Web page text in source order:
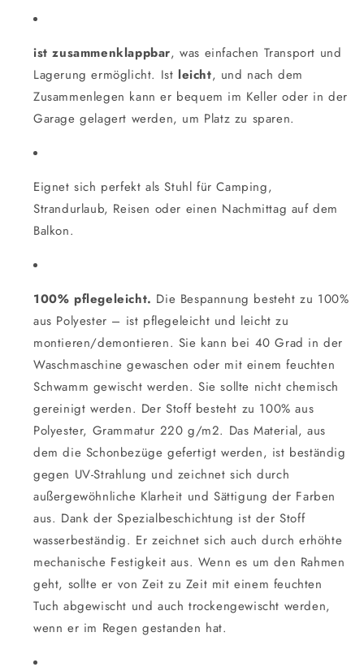
ist zusammenklappbar, was einfachen Transport und
Lagerung ermöglicht. Ist leicht, und nach dem
Zusammenlegen kann er bequem im Keller oder in der
Garage gelagert werden, um Platz zu sparen.
Eignet sich perfekt als Stuhl für Camping,
Strandurlaub, Reisen oder einen Nachmittag auf dem
Balkon.
100% pflegeleicht. Die Bespannung besteht zu 100%
aus Polyester – ist pflegeleicht und leicht zu
montieren/demontieren. Sie kann bei 40 Grad in der
Waschmaschine gewaschen oder mit einem feuchten
Schwamm gewischt werden. Sie sollte nicht chemisch
gereinigt werden. Der Stoff besteht zu 100% aus
Polyester, Grammatur 220 g/m2. Das Material, aus
dem die Schonbezüge gefertigt werden, ist beständig
gegen UV-Strahlung und zeichnet sich durch
außergewöhnliche Klarheit und Sättigung der Farben
aus. Dank der Spezialbeschichtung ist der Stoff
wasserbeständig. Er zeichnet sich auch durch erhöhte
mechanische Festigkeit aus. Wenn es um den Rahmen
geht, sollte er von Zeit zu Zeit mit einem feuchten
Tuch abgewischt und auch trockengewischt werden,
wenn er im Regen gestanden hat.